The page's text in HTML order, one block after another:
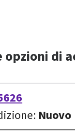
opzioni di
Nuovo